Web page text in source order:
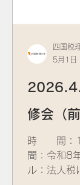
修会（前
時 間：1
間：令和8
ル：法人税
四国税
5月1日